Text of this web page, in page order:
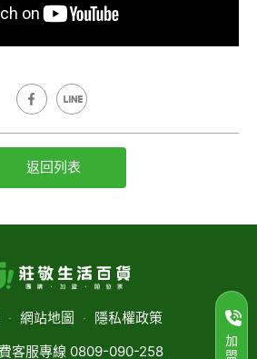
返回列表
‧ 網站地圖 ‧ 隱私權政策
客服專線 0809-090-258
加
盟